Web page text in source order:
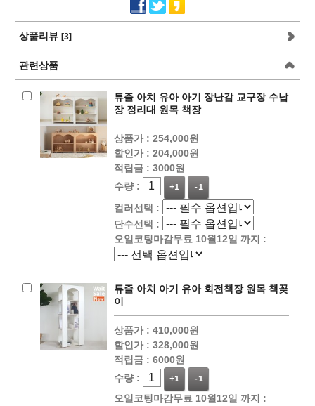
상품리뷰 [3]
관련상품
튜즐 아치 유아 아기 장난감 교구장 수납
장 정리대 원목 책장
상품가 : 254,000원
할인가 : 204,000원
적립금 : 3000원
수량 :
+1 -1
컬러선택 :
단수선택 :
오일코팅마감무료 10월12일 까지 :
튜즐 아치 아기 유아 회전책장 원목 책꽂
이
상품가 : 410,000원
할인가 : 328,000원
적립금 : 6000원
수량 :
+1 -1
오일코팅마감무료 10월12일 까지 :